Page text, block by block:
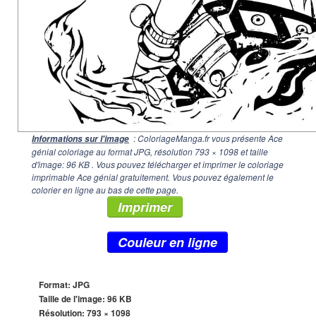
Informations sur l'image : ColoriageManga.fr vous présente Ace
génial coloriage au format JPG, résolution 793 × 1098et taille
d'image: 96 KB . Vous pouvez télécharger et imprimer le coloriage
imprimable Ace génial gratuitement. Vous pouvez également le
colorier en ligne au bas de cette page.
Imprimer
Couleur en ligne
Format: JPG
Taille de l'image: 96 KB
Résolution: 793 × 1098